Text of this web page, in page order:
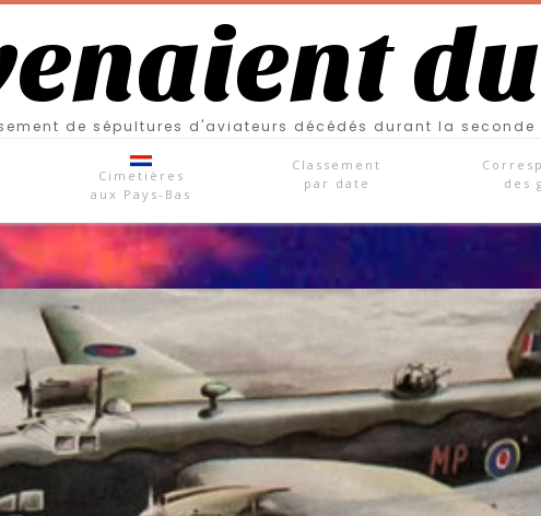
de sépultures d'aviateurs décédés durant la
Cimetières
aux Pays-Bas
Classement
par date
des